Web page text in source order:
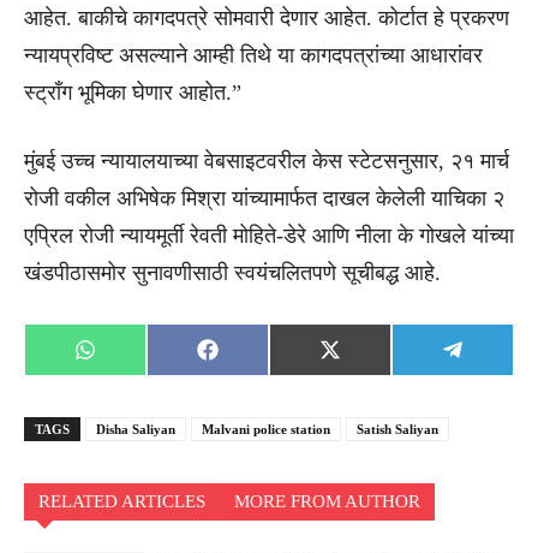
आहेत. बाकीचे कागदपत्रे सोमवारी देणार आहेत. कोर्टात हे प्रकरण
न्यायप्रविष्ट असल्याने आम्ही तिथे या कागदपत्रांच्या आधारांवर
स्ट्राँग भूमिका घेणार आहोत.”
मुंबई उच्च न्यायालयाच्या वेबसाइटवरील केस स्टेटसनुसार, २१ मार्च
रोजी वकील अभिषेक मिश्रा यांच्यामार्फत दाखल केलेली याचिका २
एप्रिल रोजी न्यायमूर्ती रेवती मोहिते-डेरे आणि नीला के गोखले यांच्या
खंडपीठासमोर सुनावणीसाठी स्वयंचलितपणे सूचीबद्ध आहे.
Share
on
WhatsApp
Share
on
Facebook
Share
on
X
(Twitter)
Share
on
TAGS Disha Saliyan Malvani police station Satish Saliyan
RELATED ARTICLES MORE FROM AUTHOR